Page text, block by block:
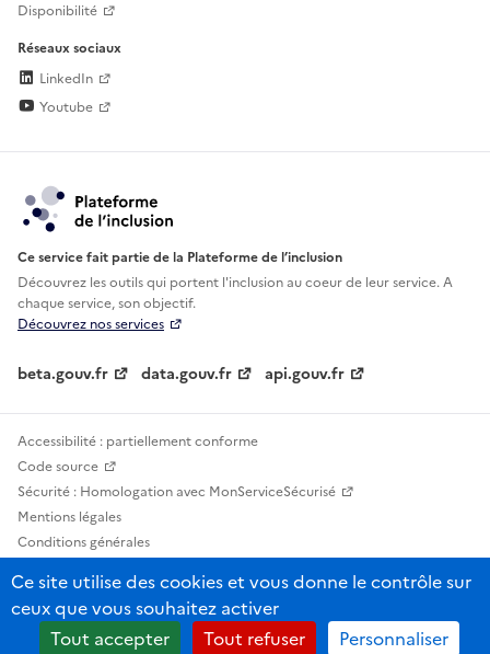
Disponibilité
Réseaux sociaux
LinkedIn
Youtube
Ce service fait partie de la Plateforme de l’inclusion
Découvrez les outils qui portent l'inclusion aucoeur de leur service. A
chaque service, son objectif.
Découvrez nos services
beta.gouv.fr data.gouv.fr api.gouv.fr
Accessibilité : partiellement conforme
Code source
Sécurité : Homologation avec MonServiceSécurisé
Mentions légales
Conditions générales
Statistiques, lexiques et indicateurs
Sauf mention contraire, tous les contenus de ce site sont sous licence
etalab-2.0
Ce site utilise des cookies et vous donne le contrôle sur
ceux que vous souhaitez activer
Tout accepter
Tout refuser Personnaliser